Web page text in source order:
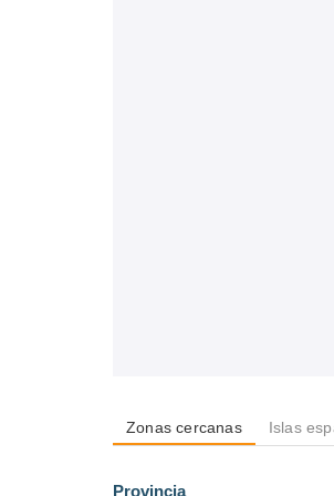
Zonas cercanas Islas
Provincia